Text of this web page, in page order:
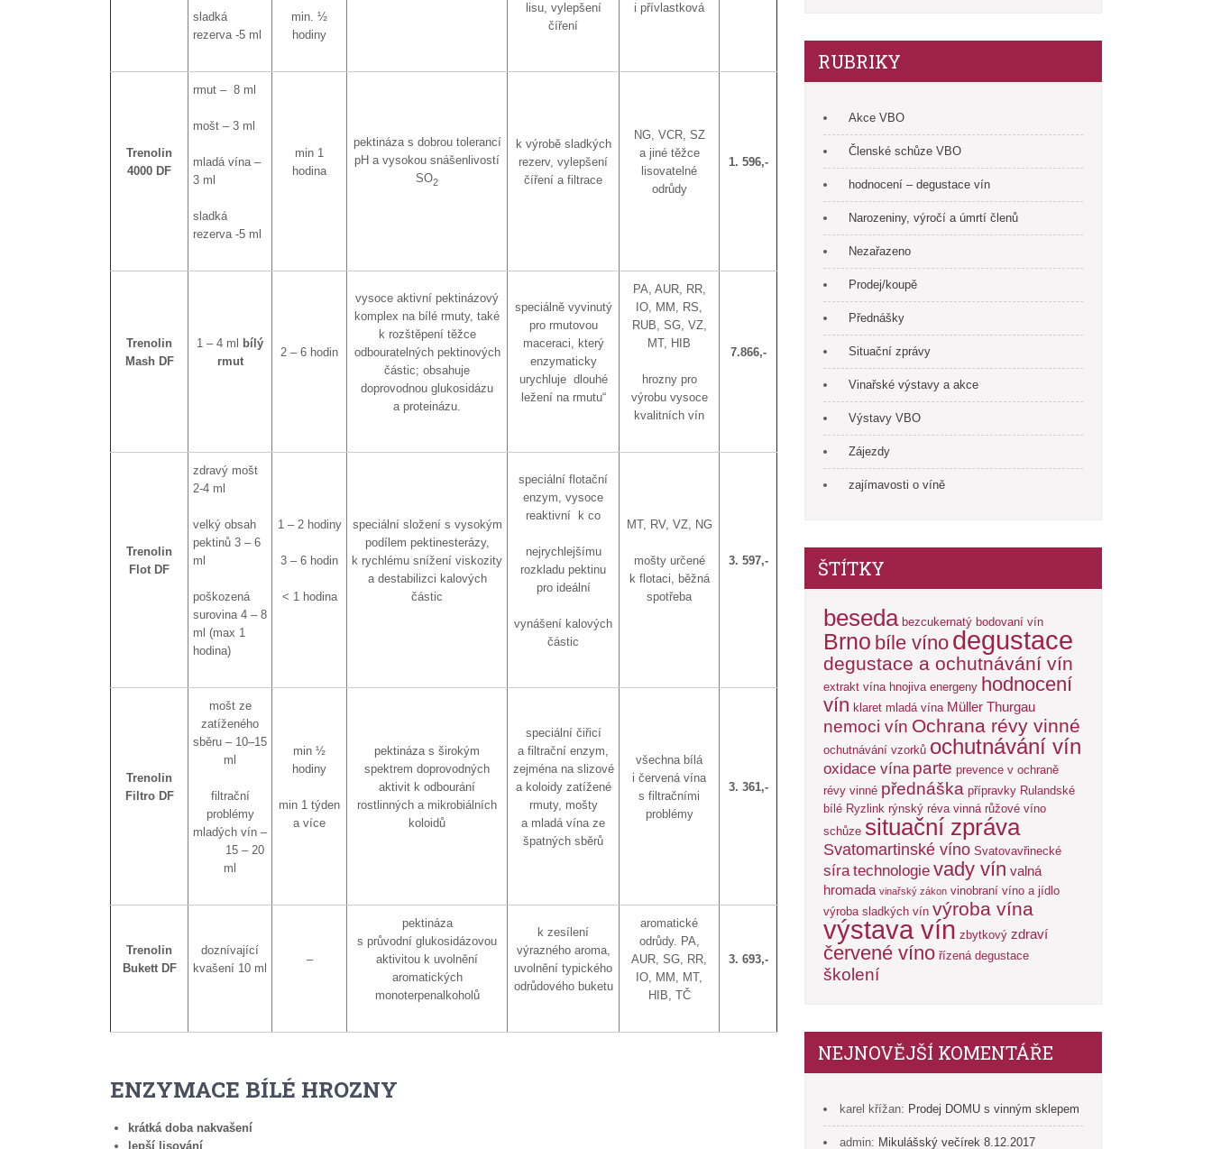
sladká
rezerva -5 ml
min. ½
hodiny
lisu, vylepšení
číření
i přívlastková
Trenolin
4000 DF
rmut – 8 ml
mošt – 3 ml
mladá vína –
3 ml
sladká
rezerva -5 ml
min 1
hodina
pektináza s dobrou tolerancí
pH a vysokou snášenlivostí
SO2
k výrobě sladkých
rezerv, vylepšení
číření a filtrace
NG, VCR, SZ
a jiné těžce
lisovatelné
odrůdy
1. 596,-
Trenolin
Mash DF
1 – 4 ml
bílý
rmut
2 – 6 hodin
vysoce aktivní pektinázový
komplex na bílé rmuty, také
k rozštěpení těžce
odbouratelných pektinových
částic; obsahuje
doprovodnou glukosidázu
a proteinázu.
speciálně vyvinutý
pro rmutovou
maceraci, který
enzymaticky
urychluje dlouhé
ležení na rmutu“
PA, AUR, RR,
IO, MM, RS,
RUB, SG, VZ,
MT, HIB
hrozny pro
výrobu vysoce
kvalitních vín
7.866,-
Trenolin
Flot DF
zdravý mošt
2-4 ml
velký obsah
pektinů 3 – 6
ml
poškozená
surovina 4 – 8
ml (max 1
hodina)
1 – 2 hodiny
3 – 6 hodin
< 1 hodina
speciální složení s vysokým
podílem pektinesterázy,
k rychlému snížení viskozity
a destabilizci kalových
částic
speciální flotační
enzym, vysoce
reaktivní k co
nejrychlejšímu
rozkladu pektinu
pro ideální
vynášení kalových
částic
MT, RV, VZ, NG
mošty určené
k flotaci, běžná
spotřeba
3. 597,-
Trenolin
Filtro DF
mošt ze
zatíženého
sběru – 10–15
ml
filtrační
problémy
mladých vín –
15 – 20
ml
min ½
hodiny
min 1 týden
a více
pektináza s širokým
spektrem doprovodných
aktivit k odbourání
rostlinných a mikrobiálních
koloidů
speciální čiřicí
a filtrační enzym,
zejména na slizové
a koloidy zatížené
rmuty, mošty
a mladá vína ze
špatných sběrů
všechna bílá
i červená vína
s filtračními
problémy
3. 361,-
Trenolin
Bukett DF
doznívající
kvašení 10 ml
–
pektináza
s průvodní glukosidázovou
aktivitou k uvolnění
aromatických
monoterpenalkoholů
k zesílení
výrazného aroma,
uvolnění typického
odrůdového buketu
aromatické
odrůdy. PA,
AUR, SG, RR,
IO, MM, MT,
HIB, TČ
3. 693,-
ENZYMACE BÍLÉ HROZNY
krátká doba nakvašení
lepší lisování
RUBRIKY
Akce VBO
Členské schůze VBO
hodnocení – degustace vín
Narozeniny, výročí a úmrtí členů
Nezařazeno
Prodej/koupě
Přednášky
Situační zprávy
Vinařské výstavy a akce
Výstavy VBO
Zájezdy
zajímavosti o víně
ŠTÍTKY
beseda bezcukernatý bodovaní vín
Brno bíle víno degustace
degustace a ochutnávání vín
extrakt vína hnojiva energeny hodnocení
vín klaret mladá vína Müller Thurgau
nemoci vín Ochrana révy vinné
ochutnávání vzorků ochutnávání vín
oxidace vína parte prevence v ochraně
révy vinné přednáška přípravky Rulandské
bílé Ryzlink rýnský réva vinná růžové víno
schůze situační zpráva
Svatomartinské víno Svatovavřinecké
síra technologie vady vín valná
hromada vinařský zákon vinobraní víno a jídlo
výroba sladkých vín výroba vína
výstava vín zbytkový zdraví
červené víno řízená degustace
školení
NEJNOVĚJŠÍ KOMENTÁŘE
karel křížan: Prodej DOMU s vinným sklepem
admin: Mikulášský večírek 8.12.2017